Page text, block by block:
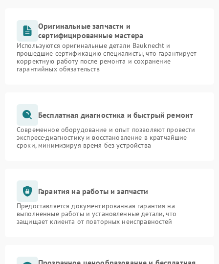
Оригинальные запчасти и
сертифицированные мастера
Используются оригинальные детали Bauknecht и
прошедшие сертификацию специалисты, что гарантирует
корректную работу после ремонта и сохранение
гарантийных обязательств
Бесплатная диагностика и быстрый ремонт
Современное оборудование и опыт позволяют провести
экспресс-диагностику и восстановление в кратчайшие
сроки, минимизируя время без устройства
Гарантия на работы и запчасти
Предоставляется документированная гарантия на
выполненные работы и установленные детали, что
защищает клиента от повторных неисправностей